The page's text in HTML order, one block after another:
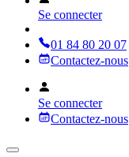
Se connecter
01 84 80 20 07
Contactez-nous
Se connecter
Contactez-nous